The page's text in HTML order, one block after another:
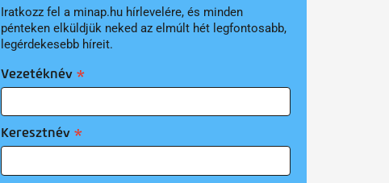
Iratkozz fel a minap.hu hírlevelére, és minden
pénteken elküldjük neked az elmúlt hét legfontosabb,
legérdekesebb híreit.
Vezetéknév
Keresztnév